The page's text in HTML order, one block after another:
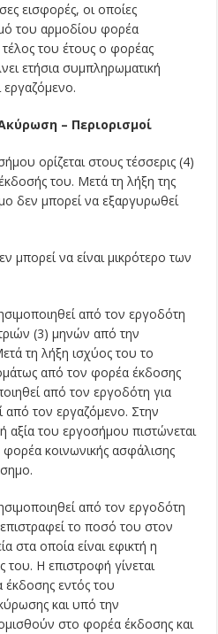
εισφορές, οι οποίες
του αρμοδίου φορέα
του έτους ο φορέας
ετήσια συμπληρωματική
– Περιορισμοί
ορίζεται στους τέσσερις (4)
του. Μετά τη λήξη της
δεν μπορεί να εξαργυρωθεί
να είναι μικρότερο των
από τον εργοδότη
(3) μηνών από την
τη λήξη ισχύος του το
από τον φορέα έκδοσης
από τον εργοδότη για
τον εργαζόμενο. Στην
αξία του εργοσήμου πιστώνεται
κοινωνικής ασφάλισης
από τον εργοδότη
το ποσό του στον
στα οποία είναι εφικτή η
του. Η επιστροφή γίνεται
έκδοσης εντός του
και υπό την
στο φορέα έκδοσης και